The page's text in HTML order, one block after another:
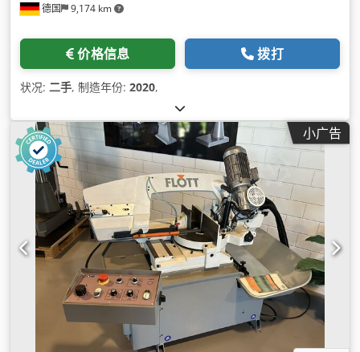
德国 9,174 km
价格信息 拨打
状况: 二手, 制造年份: 2020,
小广告